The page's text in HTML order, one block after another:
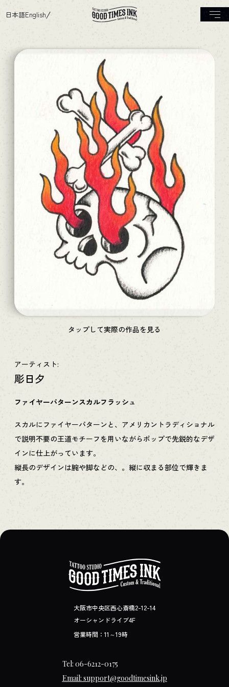
日本語English
タップして実際の作品を見る
アーティスト:
彫日夕
ファイヤーパターンスカルフラッシュ
スカルにファイヤーパターンと、アメリカントラディショナル
で説明不要の王道モチーフを用いながらポップで先鋭的なデザ
インに仕上がっています。
縦長のデザインは腕や脚などの、。縦に収まる部位で輝きま
す。
大阪市中央区西心斎橋2-12-14
オーシャンドライブ4F
営業時間：11～19時
Tel: 06-6212-0175
Email: support@goodtimesink.jp